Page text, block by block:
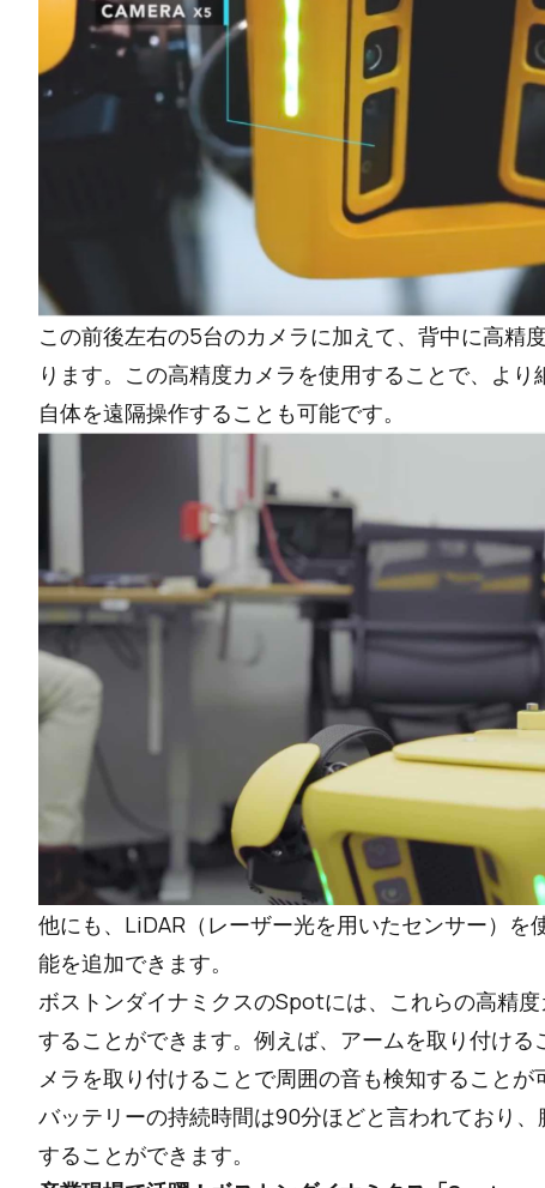
この前後左右の5台のカメラに加えて、背中に高精
ります。この高精度カメラを使用することで、よ
自体を遠隔操作することも可能です。
他にも、LiDAR（レーザー光を用いたセンサー）
能を追加できます。
ボストンダイナミクスのSpotには、これらの高精
することができます。例えば、アームを取り付け
メラを取り付けることで周囲の音も検知することが
バッテリーの持続時間は90分ほどと言われており
することができます。